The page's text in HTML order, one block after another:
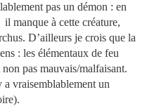
pas un démon : en
il manque à cette créature,
D’ailleurs je crois que la
: les élémentaux de feu
pas mauvais/malfaisant.
vraisemblablement un